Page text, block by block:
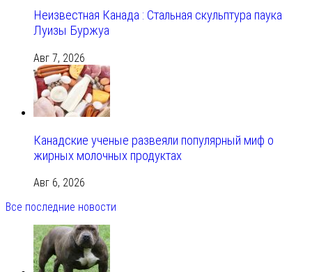
Неизвестная Канада : Стальная скульптура паука
Луизы Буржуа
Авг 7, 2026
Канадские ученые развеяли популярный миф о
жирных молочных продуктах
Авг 6, 2026
Все последние новости